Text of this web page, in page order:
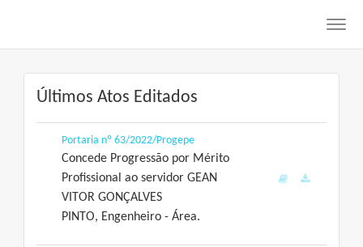
Últimos Atos Editados
Portaria nº 63/2022/Progepe
Concede Progressão por Mérito
Profissional ao servidor GEAN
VITOR GONÇALVES
PINTO, Engenheiro - Área.